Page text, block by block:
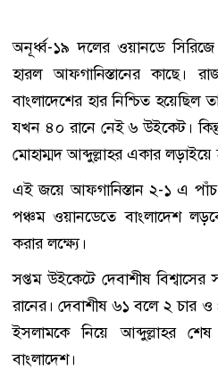
অনূর্ধ্ব-১৯ দলের ওয়ানডে সিরিজে
হারল আফগানিস্তানের কাছে।
বাংলাদেশের হার নিশ্চিত হয়েছিল
যখন ৪০ রানে নেই ৬ উইকেট।
মোহাম্মদ আব্দুল্লাহর একার লড়াইয়ে
এই জয়ে আফগানিস্তান ২-১ এ পাঁচ
পঞ্চম ওয়ানডেতে বাংলাদেশ
করার লক্ষ্যে।
সপ্তম উইকেটে দেবাশীষ
রানের। দেবাশীষ ৬১ বলে ২ চার ও
ইসলামকে নিয়ে আব্দুল্লাহর
বাংলাদেশ।